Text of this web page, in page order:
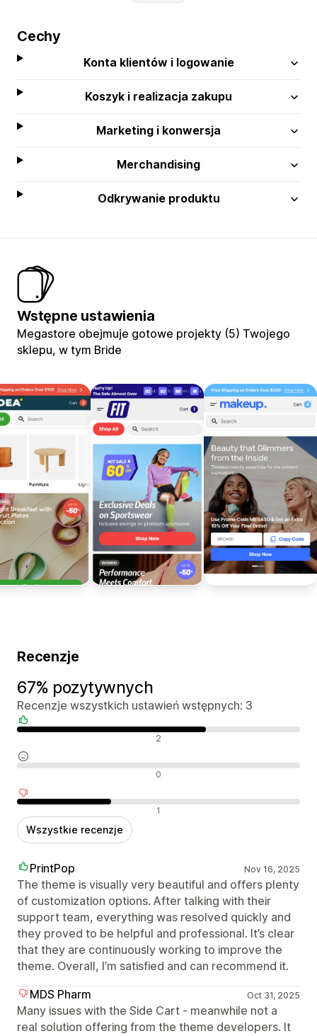
Cechy
Konta klientów i logowanie
Koszyk i realizacja zakupu
Marketing i konwersja
Merchandising
Odkrywanie produktu
Wstępne ustawienia
Megastore obejmuje gotowe projekty (5) Twojego
sklepu, w tym Bride
Recenzje
67% pozytywnych
Recenzje wszystkich ustawień wstępnych: 3
2
0
1
Wszystkie recenzje
PrintPop Nov 16, 2025
The theme is visually very beautiful and offers plenty
of customization options. After talking with their
support team, everything was resolved quickly and
they proved to be helpful and professional. It’s clear
that they are continuously working to improve the
theme. Overall, I’m satisfied and can recommend it.
MDS Pharm
Oct 31, 2025
Many issues with the Side Cart - meanwhile not a
real solution offering from the theme developers. It